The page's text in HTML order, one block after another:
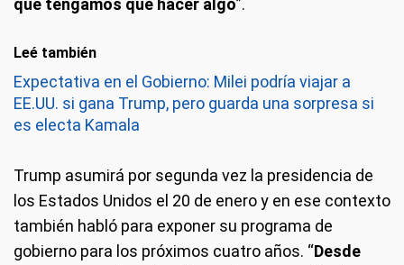
Leé también
Expectativa en el Gobierno: Milei podría viajar a
EE.UU. si gana Trump, pero guarda una sorpresa si
es electa Kamala
Trump asumirá por segunda vez la presidencia de
los Estados Unidos el 20 de enero y en ese contexto
también habló para exponer su programa de
gobierno para los próximos cuatro años. “Desde